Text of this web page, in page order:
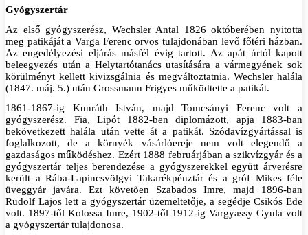
Gyógyszertár
Az első gyógyszerész, Wechsler Antal 1826 októberében nyitotta
meg patikáját a Varga Ferenc orvos tulajdonában levő főtéri házban.
Az engedélyezési eljárás másfél évig tartott. Az apát úrtól kapott
beleegyezés után a Helytartótanács utasítására a vármegyének sok
körülményt kellett kivizsgálnia és megváltoztatnia. Wechsler halála
(1847. máj. 5.) után Grossmann Frigyes működtette a patikát.
1861-1867-ig Kunráth István, majd Tomcsányi Ferenc volt a
gyógyszerész. Fia, Lipót 1882-ben diplomázott, apja 1883-ban
bekövetkezett halála után vette át a patikát. Szódavízgyártással is
foglalkozott, de a környék vásárlóereje nem volt elegendő a
gazdaságos működéshez. Ezért 1888 februárjában a szikvízgyár és a
gyógyszertár teljes berendezése a gyógyszerekkel együtt árverésre
került a Rába-Lapincsvölgyi Takarékpénztár és a gróf Mikes féle
üveggyár javára. Ezt követően Szabados Imre, majd 1896-ban
Rudolf Lajos lett a gyógyszertár üzemeltetője, a segédje Csikós Ede
volt. 1897-től Kolossa Imre, 1902-től 1912-ig Vargyassy Gyula volt
a gyógyszertár tulajdonosa.